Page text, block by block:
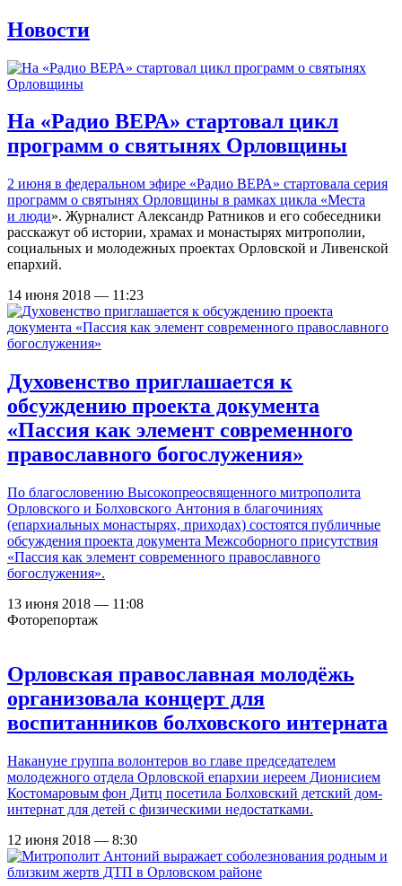
Новости
На «Радио ВЕРА» стартовал цикл
программ о святынях Орловщины
2 июня в федеральном эфире «Радио ВЕРА» стартовала серия
программ о святынях Орловщины в рамках цикла «Места
и люди». Журналист Александр Ратников и его собеседники
расскажут об истории, храмах и монастырях митрополии,
социальных и молодежных проектах Орловской и Ливенской
епархий.
14 июня 2018 — 11:23
Духовенство приглашается к
обсуждению проекта документа
«Пассия как элемент современного
православного богослужения»
По благословению Высокопреосвященного митрополита
Орловского и Болховского Антония в благочиниях
(епархиальных монастырях, приходах) состоятся публичные
обсуждения проекта документа Межсоборного присутствия
«Пассия как элемент современного православного
богослужения».
13 июня 2018 — 11:08
Фоторепортаж
Орловская православная молодёжь
организовала концерт для
воспитанников болховского интерната
Накануне группа волонтеров во главе председателем
молодежного отдела Орловской епархии иереем Дионисием
Костомаровым фон Дитц посетила Болховский детский дом-
интернат для детей с физическими недостатками.
12 июня 2018 — 8:30